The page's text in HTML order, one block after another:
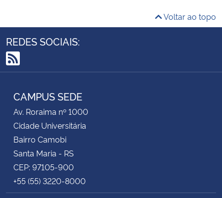
Voltar ao topo
REDES SOCIAIS:
RSS
CAMPUS SEDE
Av. Roraima nº 1000
Cidade Universitária
Bairro Camobi
Santa Maria - RS
CEP: 97105-900
+55 (55) 3220-8000